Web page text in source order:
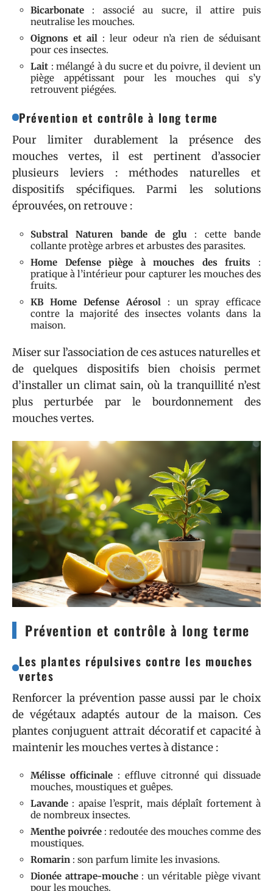
Bicarbonate : associé au sucre, il attire puis
neutralise les mouches.
Oignons et ail : leur odeur n’a rien de séduisant
pour ces insectes.
Lait : mélangé à du sucre et du poivre, il devient un
piège appétissant pour les mouches qui s’y
retrouvent piégées.
Prévention et contrôle à long terme
Pour limiter durablement la présence des
mouches vertes, il est pertinent d’associer
plusieurs leviers : méthodes naturelles et
dispositifs spécifiques. Parmi les solutions
éprouvées, on retrouve :
Substral Naturen bande de glu : cette bande
collante protège arbres et arbustes des parasites.
Home Defense piège à mouches des fruits :
pratique à l’intérieur pour capturer les mouches des
fruits.
KB Home Defense Aérosol : un spray efficace
contre la majorité des insectes volants dans la
maison.
Miser sur l’association de ces astuces naturelles et
de quelques dispositifs bien choisis permet
d’installer un climat sain, où la tranquillité n’est
plus perturbée par le bourdonnement des
mouches vertes.
Prévention et contrôle à long terme
Les plantes répulsives contre les mouches
vertes
Renforcer la prévention passe aussi par le choix
de végétaux adaptés autour de la maison. Ces
plantes conjuguent attrait décoratif et capacité à
maintenir les mouches vertes à distance :
Mélisse officinale : effluve citronné qui dissuade
mouches, moustiques et guêpes.
Lavande : apaise l’esprit, mais déplaît fortement à
de nombreux insectes.
Menthe poivrée : redoutée des mouches comme des
moustiques.
Romarin : son parfum limite les invasions.
Dionée attrape-mouche: un véritable piège vivant
pour les mouches.